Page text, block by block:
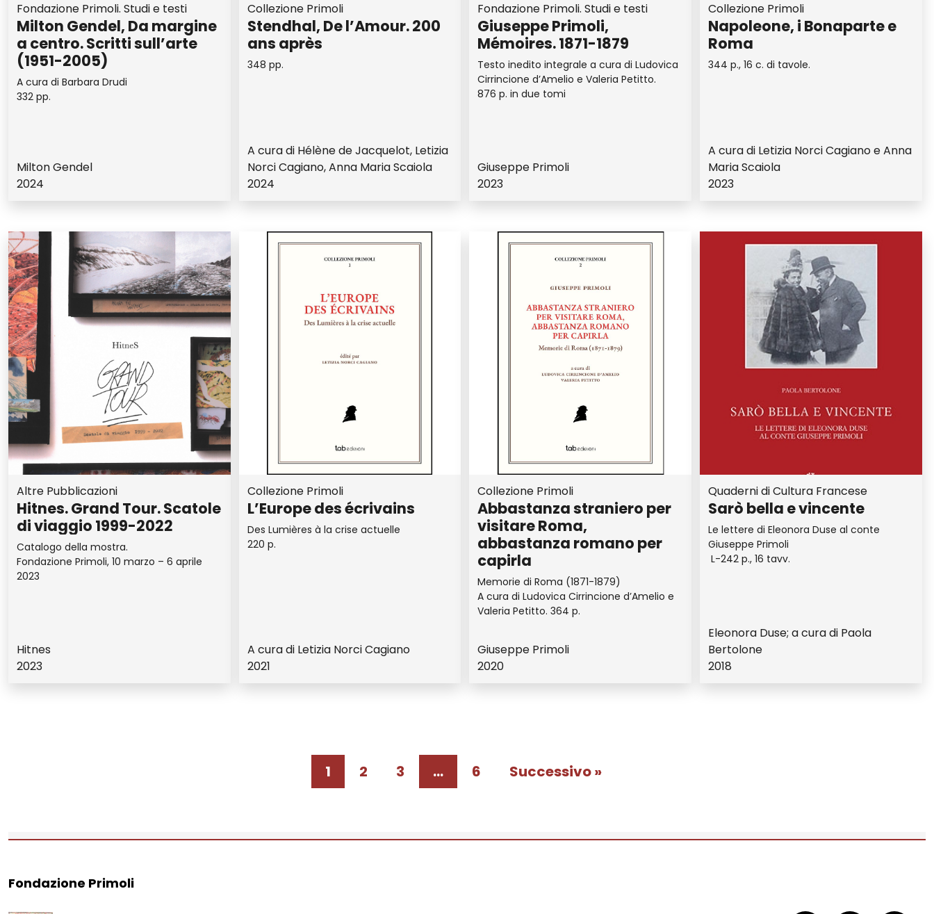
Fondazione Primoli. Studi e testi
Milton Gendel, Da margine
a centro. Scritti sull’arte
(1951-2005)
A cura di Barbara Drudi
332 pp.
Milton Gendel
2024
Collezione Primoli
Stendhal, De l’Amour. 200
ans après
348 pp.
A cura di Hélène de Jacquelot, Letizia
Norci Cagiano, Anna Maria Scaiola
2024
Fondazione Primoli. Studi e testi
Giuseppe Primoli,
Mémoires. 1871-1879
Testo inedito integrale a cura di Ludovica
Cirrincione d’Amelio e Valeria Petitto.
876 p. in due tomi
Giuseppe Primoli
2023
Collezione Primoli
Napoleone, i Bonaparte e
Roma
344 p., 16 c. di tavole.
A cura di Letizia Norci Cagiano e Anna
Maria Scaiola
2023
Altre Pubblicazioni
Hitnes. Grand Tour. Scatole
di viaggio 1999-2022
Catalogo della mostra.
Fondazione Primoli, 10 marzo – 6 aprile
2023
Hitnes
2023
Collezione Primoli
L’Europe des écrivains
Des Lumières à la crise actuelle
220 p.
A cura di Letizia Norci Cagiano
2021
Collezione Primoli
Abbastanza straniero per
visitare Roma,
abbastanza romano per
capirla
Memorie di Roma (1871-1879)
A cura di Ludovica Cirrincione d’Amelio e
Valeria Petitto. 364 p.
Giuseppe Primoli
2020
Quaderni di Cultura Francese
Sarò bella e vincente
Le lettere di Eleonora Duse al conte
Giuseppe Primoli
L-242 p., 16 tavv.
Eleonora Duse; a cura di Paola
Bertolone
2018
1 2 3 … 6 Successivo »
Fondazione Primoli